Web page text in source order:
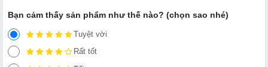
Bạn cảm thấy sản phẩm như thế nào? (chọn sao nhé)
Tuyệt vời
Rất tốt